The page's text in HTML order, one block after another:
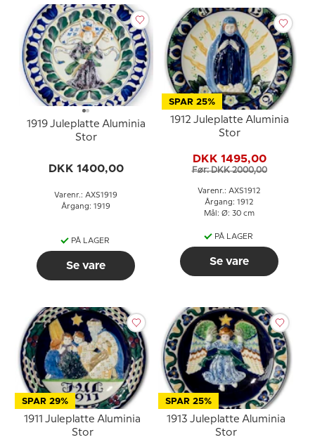
1919 Juleplatte Aluminia
Stor
DKK 1400,00
Varenr.: AXS1919
Årgang: 1919
PÅ LAGER
Se vare
SPAR 25%
1912 Juleplatte Aluminia
Stor
DKK 1495,00
Før: DKK 2000,00
Varenr.: AXS1912
Årgang: 1912
Mål: Ø: 30 cm
PÅ LAGER
Se vare
SPAR 29%
1911 Juleplatte Aluminia
Stor
SPAR 25%
1913 Juleplatte Aluminia
Stor